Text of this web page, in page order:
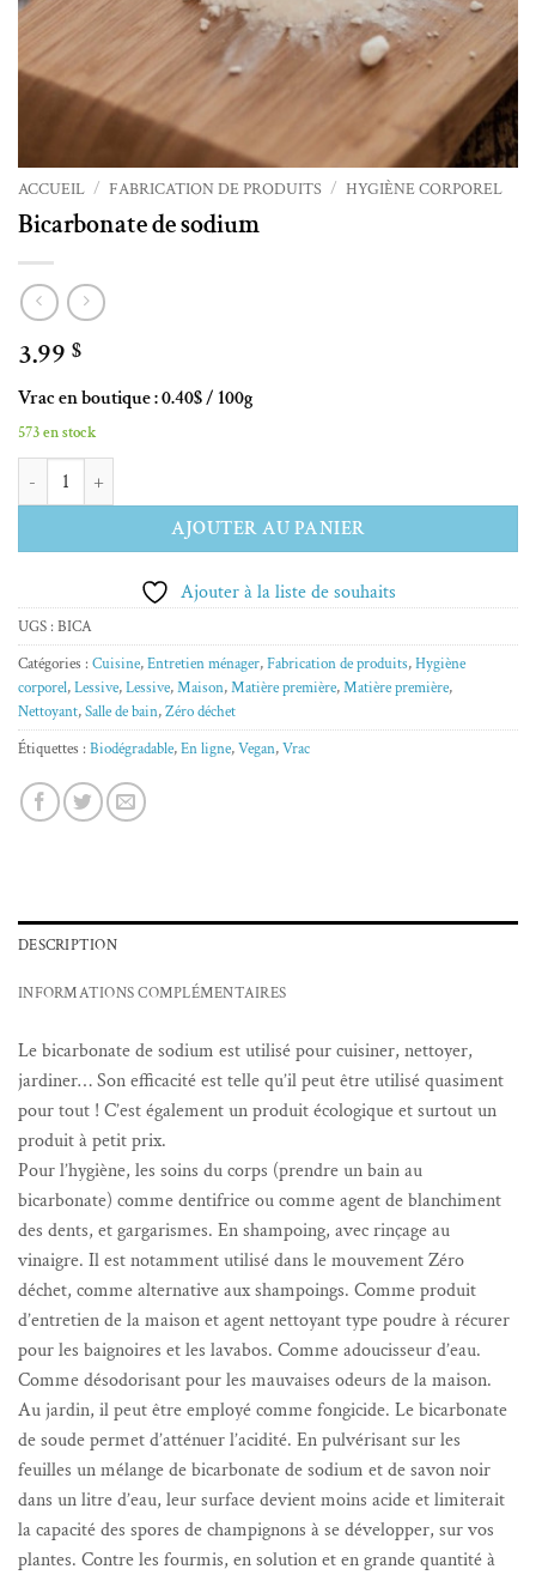
ACCUEIL / FABRICATION DE PRODUITS / HYGIÈNE CORPOREL
Bicarbonate de sodium
3.99 $
Vrac en boutique : 0.40$ / 100g
573 en stock
quantité de Bicarbonate de sodium
AJOUTER AU PANIER
Alternative:
Ajouter à la liste de souhaits
UGS : BICA
Catégories : Cuisine,Entretien ménager,Fabrication de produits,Hygiène
corporel,Lessive,Lessive,Maison,Matière première,Matière première,
Nettoyant,Salle de bain,Zéro déchet
Étiquettes : Biodégradable,En ligne,Vegan,Vrac
DESCRIPTION
INFORMATIONS COMPLÉMENTAIRES
Le bicarbonate de sodium est utilisé pour cuisiner, nettoyer,
jardiner… Son efficacité est telle qu’il peut être utilisé quasiment
pour tout ! C’est également un produit écologique et surtout un
produit à petit prix.
Pour l’hygiène, les soins du corps (prendre un bain au
bicarbonate) comme dentifrice ou comme agent de blanchiment
des dents, et gargarismes. En shampoing, avec rinçage au
vinaigre. Il est notamment utilisé dans le mouvement Zéro
déchet, comme alternative aux shampoings. Comme produit
d’entretien de la maison et agent nettoyant type poudre à récurer
pour les baignoires et les lavabos. Comme adoucisseur d’eau.
Comme désodorisant pour les mauvaises odeurs de la maison.
Au jardin, il peut être employé comme fongicide. Le bicarbonate
de soude permet d’atténuer l’acidité. En pulvérisant sur les
feuilles un mélange de bicarbonate de sodium et de savon noir
dans un litre d’eau, leur surface devient moins acide et limiterait
la capacité des spores de champignons à se développer, sur vos
plantes. Contre les fourmis, en solution et en grande quantité à